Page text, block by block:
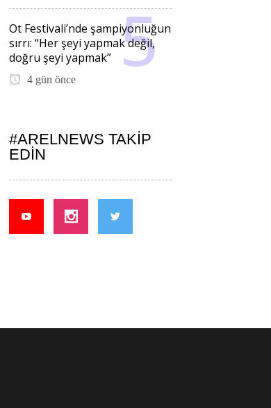
Ot Festivali’nde şampiyonluğun
sırrı: “Her şeyi yapmak değil,
doğru şeyi yapmak”
4 gün önce
#ARELNEWS TAKIP
EDIN